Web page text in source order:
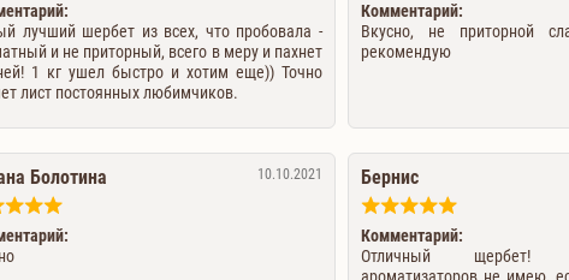
лучший шербет из всех, что пробовала -
и не приторный, всего в меру и пахнет
1 кг ушел быстро и хотим еще)) Точно
лист постоянных любимчиков.
Комментарий:
Вкусно, не приторной
рекомендую
10.10.2021
Болотина Бернис
Комментарий:
Отличный щербет!